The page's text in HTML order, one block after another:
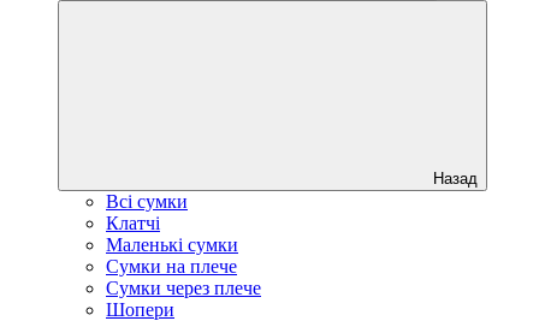
Назад
Всі сумки
Клатчі
Маленькі сумки
Сумки на плече
Сумки через плече
Шопери